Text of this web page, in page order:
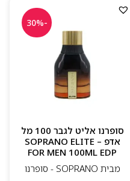
-30%
סופרנו אליט לגבר 100 מל
אדפ – SOPRANO ELITE
FOR MEN 100ML EDP
מבית SOPRANO - סופרנו